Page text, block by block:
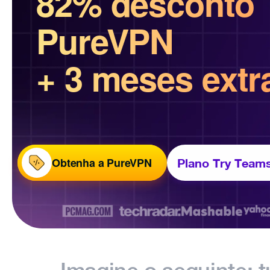
PureVPN
+ 3 meses
Obtenha a PureVPN Plano Try